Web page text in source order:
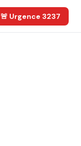
🚨 Urgence 3237